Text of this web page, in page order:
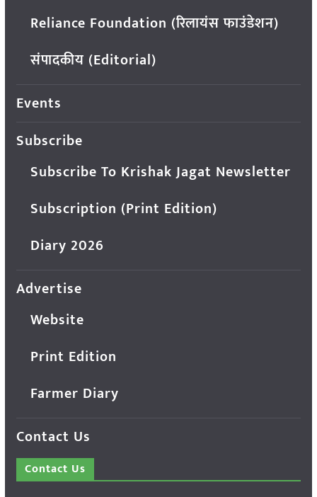
Reliance Foundation (रिलायंस फाउंडेशन)
संपादकीय (Editorial)
Events
Subscribe
Subscribe To Krishak Jagat Newsletter
Subscription (Print Edition)
Diary 2026
Advertise
Website
Print Edition
Farmer Diary
Contact Us
Contact Us